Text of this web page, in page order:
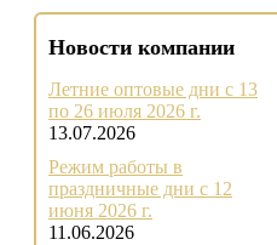
Новости компании
Летние оптовые дни с 13
по 26 июля 2026 г.
13.07.2026
Режим работы в
праздничные дни с 12
июня 2026 г.
11.06.2026